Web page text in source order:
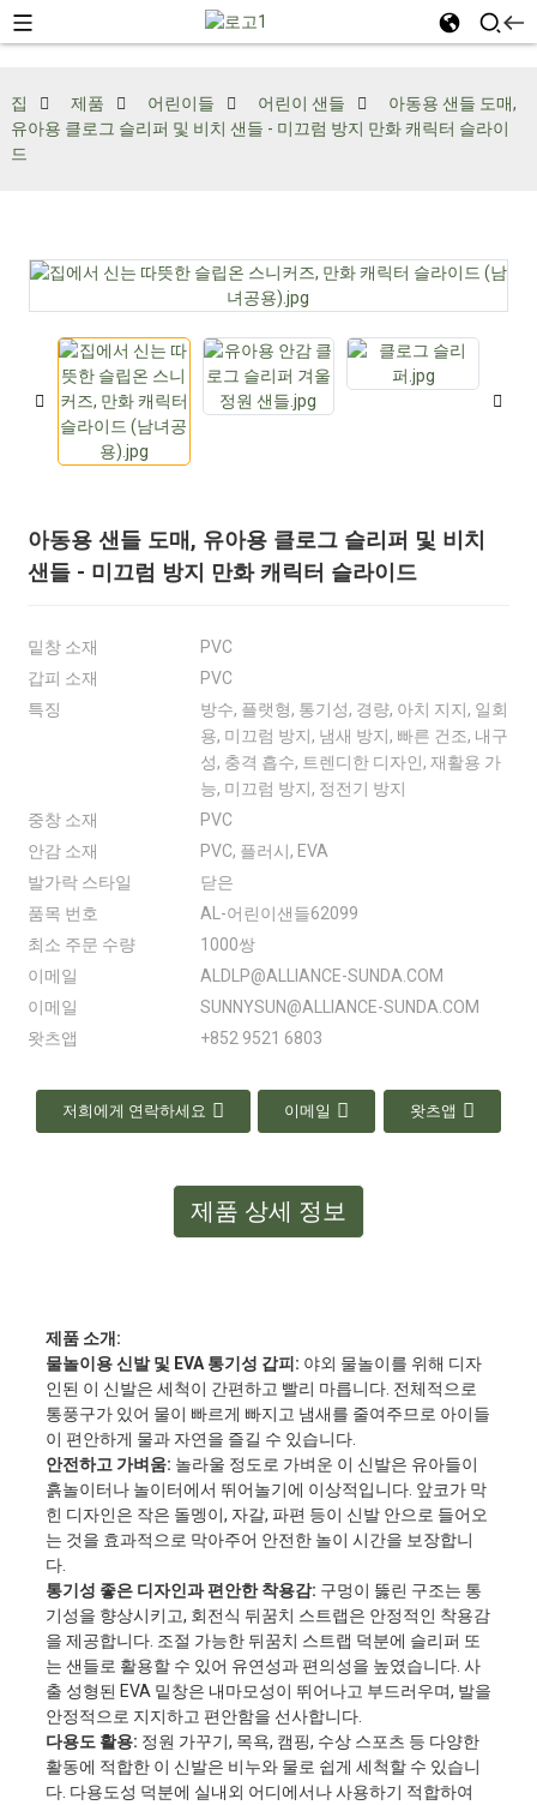
집 제품 어린이들 어린이 샌들
아동용 샌들 도매,
유아용 클로그 슬리퍼 및 비치 샌들 - 미끄럼 방지 만화 캐릭터 슬라이
드
아동용 샌들 도매, 유아용 클로그 슬리퍼 및 비치
샌들 - 미끄럼 방지 만화 캐릭터 슬라이드
밑창 소재
PVC
갑피 소재
PVC
특징
방수, 플랫형, 통기성, 경량, 아치 지지, 일회
용, 미끄럼 방지, 냄새 방지, 빠른 건조, 내구
성, 충격 흡수, 트렌디한 디자인, 재활용 가
능, 미끄럼 방지, 정전기 방지
중창 소재
PVC
안감 소재
PVC, 플러시, EVA
발가락 스타일
닫은
품목 번호
AL-어린이샌들62099
최소 주문 수량
1000쌍
이메일
ALDLP@ALLIANCE-SUNDA.COM
이메일
SUNNYSUN@ALLIANCE-SUNDA.COM
왓츠앱
+852 9521 6803
저희에게 연락하세요 이메일 왓츠앱
제품 상세 정보
제품 소개:
물놀이용 신발 및 EVA 통기성 갑피: 야외 물놀이를 위해 디자
인된 이 신발은 세척이 간편하고 빨리 마릅니다. 전체적으로
통풍구가 있어 물이 빠르게 빠지고 냄새를 줄여주므로 아이들
이 편안하게 물과 자연을 즐길 수 있습니다.
안전하고 가벼움: 놀라울 정도로 가벼운 이 신발은 유아들이
흙놀이터나 놀이터에서 뛰어놀기에 이상적입니다. 앞코가 막
힌 디자인은 작은 돌멩이, 자갈, 파편 등이 신발 안으로 들어오
는 것을 효과적으로 막아주어 안전한 놀이 시간을 보장합니
다.
통기성 좋은 디자인과 편안한 착용감: 구멍이 뚫린 구조는 통
기성을 향상시키고, 회전식 뒤꿈치 스트랩은 안정적인 착용감
을 제공합니다. 조절 가능한 뒤꿈치 스트랩 덕분에 슬리퍼 또
는 샌들로 활용할 수 있어 유연성과 편의성을 높였습니다. 사
출 성형된 EVA 밑창은 내마모성이 뛰어나고 부드러우며, 발을
안정적으로 지지하고 편안함을 선사합니다.
다용도 활용: 정원 가꾸기, 목욕, 캠핑, 수상 스포츠 등 다양한
활동에 적합한 이 신발은 비누와 물로 쉽게 세척할 수 있습니
다. 다용도성 덕분에 실내외 어디에서나 사용하기 적합하여